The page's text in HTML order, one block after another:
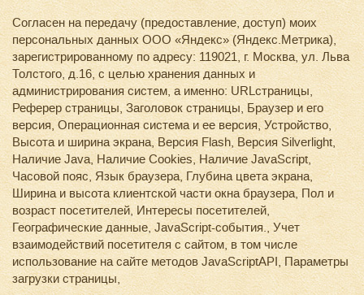
Согласен на передачу (предоставление, доступ) моих
персональных данных ООО «Яндекс» (Яндекс.Метрика),
зарегистрированному по адресу: 119021, г. Москва, ул. Льва
Толстого, д.16, с целью хранения данных и
администрирования систем, а именно: URLстраницы,
Реферер страницы, Заголовок страницы, Браузер и его
версия, Операционная система и ее версия, Устройство,
Высота и ширина экрана, Версия Flash, Версия Silverlight,
Наличие Java, Наличие Cookies, Наличие JavaScript,
Часовой пояс, Язык браузера, Глубина цвета экрана,
Ширина и высота клиентской части окна браузера, Пол и
возраст посетителей, Интересы посетителей,
Географические данные, JavaScript-события., Учет
взаимодействий посетителя с сайтом, в том числе
использование на сайте методов JavaScriptAPI, Параметры
загрузки страницы,